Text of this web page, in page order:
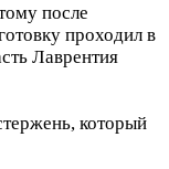
после
проходил в
Лаврентия
который